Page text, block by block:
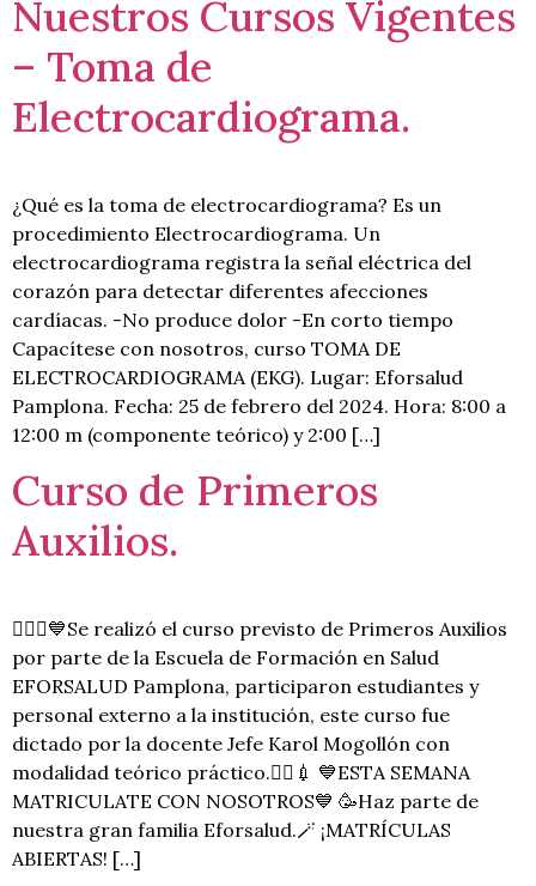
Nuestros Cursos Vigentes
– Toma de
Electrocardiograma.
¿Qué es la toma de electrocardiograma? Es un
procedimiento Electrocardiograma. Un
electrocardiograma registra la señal eléctrica del
corazón para detectar diferentes afecciones
cardíacas. -No produce dolor -En corto tiempo
Capacítese con nosotros, curso TOMA DE
ELECTROCARDIOGRAMA (EKG). Lugar: Eforsalud
Pamplona. Fecha: 25 de febrero del 2024. Hora: 8:00 a
12:00 m (componente teórico) y 2:00 […]
Curso de Primeros
Auxilios.
👩🏻‍⚕💙Se realizó el curso previsto de Primeros Auxilios
por parte de la Escuela de Formación en Salud
EFORSALUD Pamplona, participaron estudiantes y
personal externo a la institución, este curso fue
dictado por la docente Jefe Karol Mogollón con
modalidad teórico práctico.👩‍⚕💉 💙ESTA SEMANA
MATRICULATE CON NOSOTROS💙 🥳Haz parte de
nuestra gran familia Eforsalud.🪄 ¡MATRÍCULAS
ABIERTAS! […]